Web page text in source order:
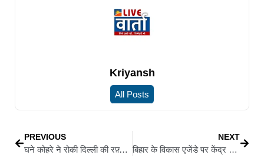
Kriyansh
All Posts
PREVIOUS
घने कोहरे ने रोकी दिल्ली की रफ़्तार, एयरपोर्ट पर ऑपरेशन बाधित होने से 79 उड़ानें रद्द
NEXT
बिहार के विकास एजेंडे पर केंद्र से संवाद, दिल्ली में PM और HM से मिले नीतीश